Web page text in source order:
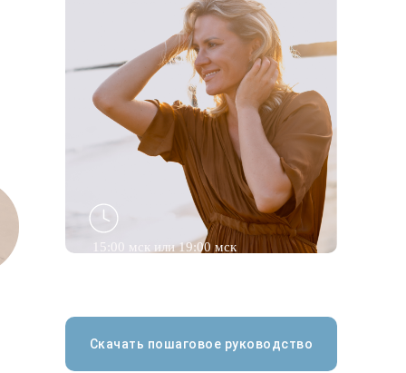
Скачать пошаговое руководство
15:00 мск или 19:00 мск